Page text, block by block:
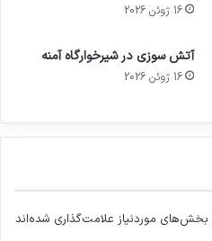
16 ژوئن 2026
آتش سوزی در شیرخوارگاه آمنه
16 ژوئن 2026
بخش‌های موردنیاز علامت‌گذاری شده‌اند